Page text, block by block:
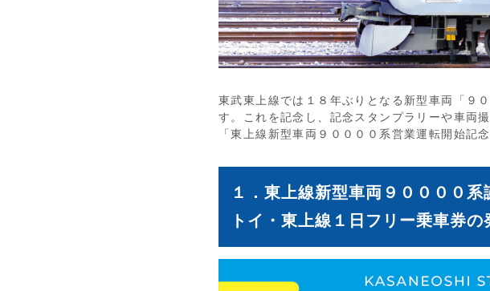
東武東上線では１８年ぶりとなる新型車両「９
す。これを記念し、記念スタンプラリーや車両
「東上線新型車両９００００系営業運転開始記
１．東上線新型車両９００００
トイ・東上線１日フリー乗車券の